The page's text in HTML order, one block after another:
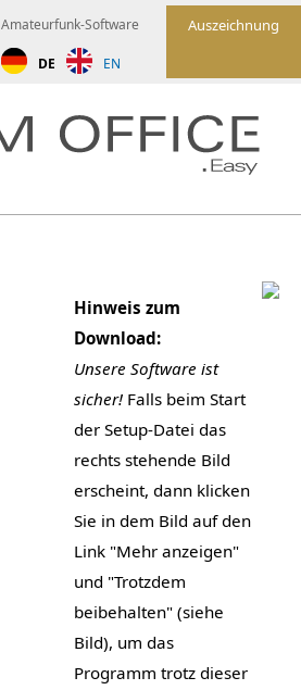
Auszeichnung
Amateurfunk-Software
DE EN
Hinweis zum
Download:
Unsere Software ist
sicher!Falls beim Start
der Setup-Datei das
rechts stehende Bild
erscheint, dann klicken
Sie in dem Bild auf den
Link "Mehr anzeigen"
und "Trotzdem
beibehalten" (siehe
Bild), um das
Programm trotz dieser